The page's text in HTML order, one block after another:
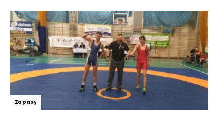
Zapasy